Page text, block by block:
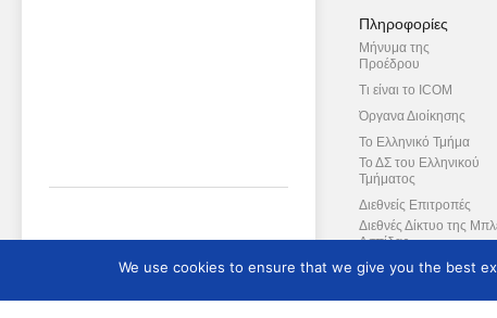
Πληροφορίες
Μήνυμα της
Προέδρου
Τι είναι το ICOM
Όργανα Διοίκησης
Το Ελληνικό Τμήμα
Το ΔΣ του Ελληνικού
Τμήματος
Διεθνείς Επιτροπές
Διεθνές Δίκτυο της
Ασπίδας
Συμβουλευτική
Ενημερωτικό Δελτίο
We use cookies to ensure that we give you the best